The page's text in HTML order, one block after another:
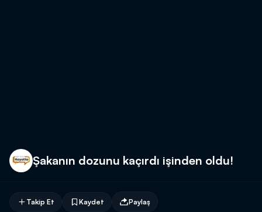
Şakanın dozunu kaçırdı işinden oldu!
Takip Et Kaydet Paylaş